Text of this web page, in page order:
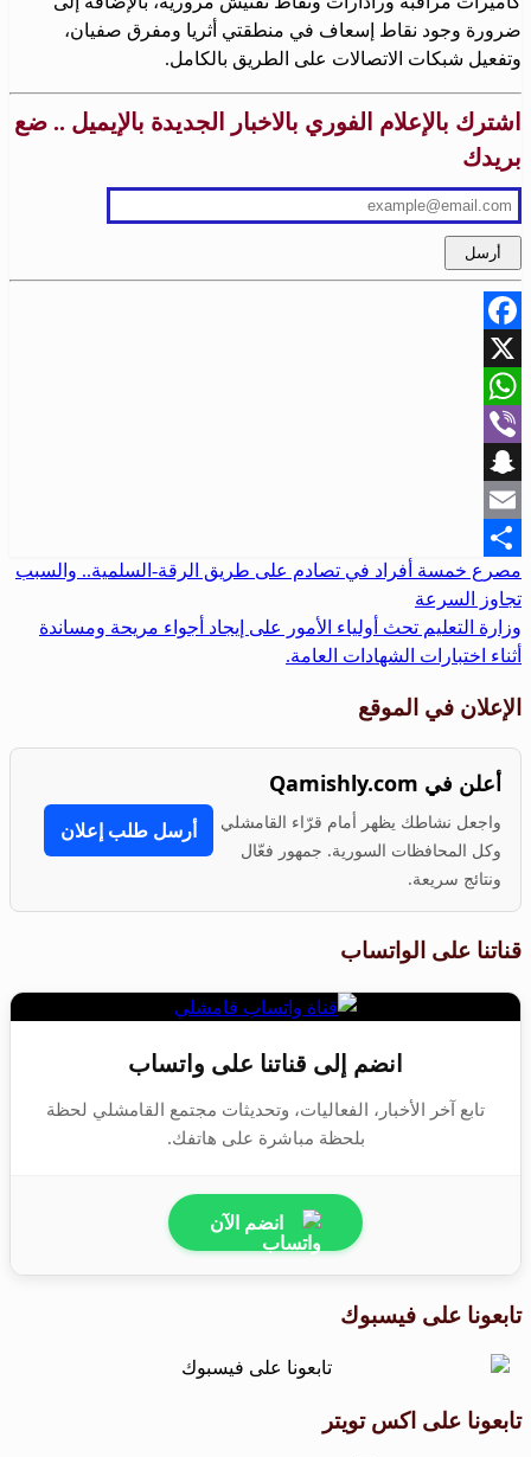
ضرورة وجود نقاط إسعاف في منطقتي أثريا ومفرق صفيان،
وتفعيل شبكات الاتصالات على الطريق بالكامل.
اشترك بالإعلام الفوري بالاخبار الجديدة بالإيميل .. ضع
بريدك
Facebook
X
WhatsApp
Viber
Snapchat
Email
Share
تصفّح
المقالات
المقالة
السابقة
مصرع خمسة أفراد في تصادم على طريق الرقة-السلمية.. والسبب
تجاوز السرعة
المقالة
التالية
وزارة التعليم تحث أولياء الأمور على إيجاد أجواء مريحة ومساندة
أثناء اختبارات الشهادات العامة.
الإعلان في الموقع
أعلن في Qamishly.com
واجعل نشاطك يظهر أمام قرّاء القامشلي
وكل المحافظات السورية. جمهور فعّال
ونتائج سريعة.
أرسل طلب إعلان
قناتنا على الواتساب
انضم إلى قناتنا على واتساب
تابع آخر الأخبار، الفعاليات، وتحديثات مجتمع القامشلي لحظة
بلحظة مباشرة على هاتفك.
انضم الآن
تابعونا على فيسبوك
تابعونا على اكس تويتر